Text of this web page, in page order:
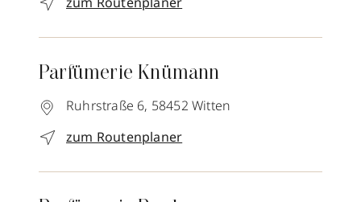
Parfümerie Knümann
Ruhrstraße 6, 58452 Witten
zum Routenplaner